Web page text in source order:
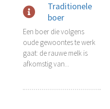
Traditionele
boer
Een boer die volgens
oude gewoontes te werk
gaat: de rauwe melk is
afkomstig van...